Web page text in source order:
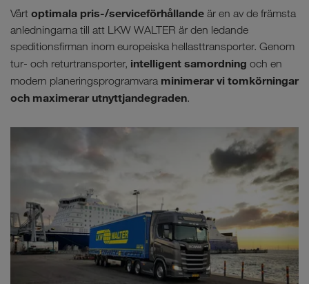
Vårt optimala pris-/serviceförhållande är en av de främsta
anledningarna till att LKW WALTER är den ledande
speditionsfirman inom europeiska hellasttransporter. Genom
tur- och returtransporter, intelligent samordning och en
modern planeringsprogramvara minimerar vi tomkörningar
och maximerar utnyttjandegraden.